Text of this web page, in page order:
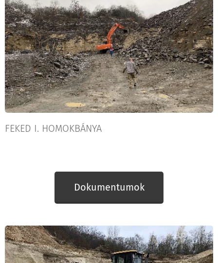
FEKED I. HOMOKBÁNYA
Dokumentumok